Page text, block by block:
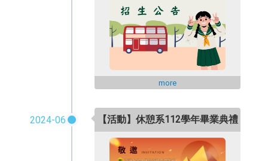
more
2024-06 【活動】休憩系112學年畢業典禮